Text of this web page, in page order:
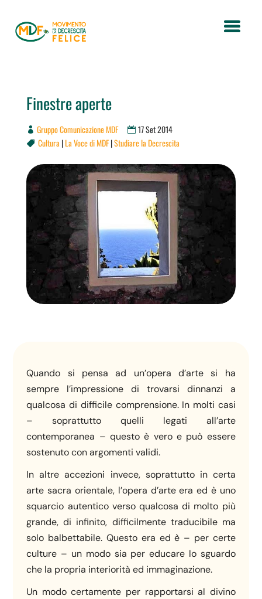
Finestre aperte
Gruppo Comunicazione MDF 17 Set 2014
 Cultura |La Voce di MDF|Studiare la Decrescita
Quando si pensa ad un’opera d’arte si ha
sempre l’impressione di trovarsi dinnanzi a
qualcosa di difficile comprensione. In molti casi
– soprattutto quelli legati all’arte
contemporanea – questo è vero e può essere
sostenuto con argomenti validi.
In altre accezioni invece, soprattutto in certa
arte sacra orientale, l’opera d’arte era ed è uno
squarcio autentico verso qualcosa di molto più
grande, di infinito, difficilmente traducibile ma
solo balbettabile. Questo era ed è – per certe
culture – un modo sia per educare lo sguardo
che la propria interiorità ed immaginazione.
Un modo certamente per rapportarsi al divino